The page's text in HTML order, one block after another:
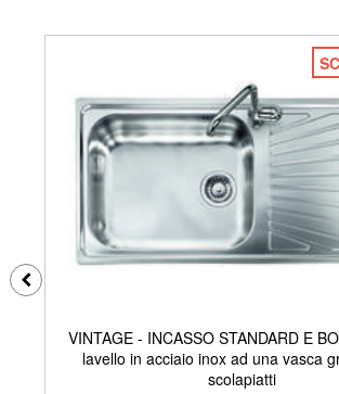
VINTAGE - INCASSO STANDARD E
lavello in acciaio inox ad una vasca
scolapiatti